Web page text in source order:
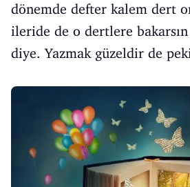
dönemde defter kalem dert
ileride de o dertlere
diye. Yazmak güzeldir de